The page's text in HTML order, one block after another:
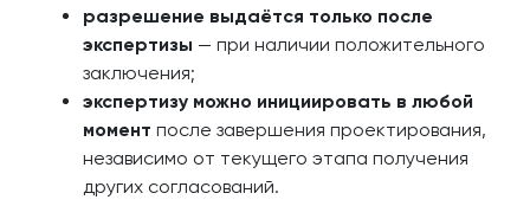
разрешение выдаётся только после
экспертизы — при наличии положительного
заключения;
экспертизу можно инициировать в любой
момент после завершения проектирования,
независимо от текущего этапа получения
других согласований.